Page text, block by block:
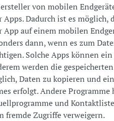
von mobilen
Apps. Dadurch ist es
App auf einem mobilen
dann, wenn es zum
Solche Apps können
werden die
Daten zu kopieren und
erfolgt. Andere
und
fremde Zugriffe verweigern.